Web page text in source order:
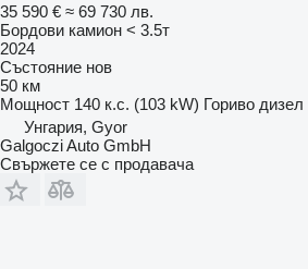
35 590 € ≈ 69 730 лв.
Бордови камион < 3.5т
2024
Състояние нов
50 км
Мощност 140 к.с. (103 kW) Гориво дизел
Унгария, Gyor
Galgoczi Auto GmbH
Свържете се с продавача